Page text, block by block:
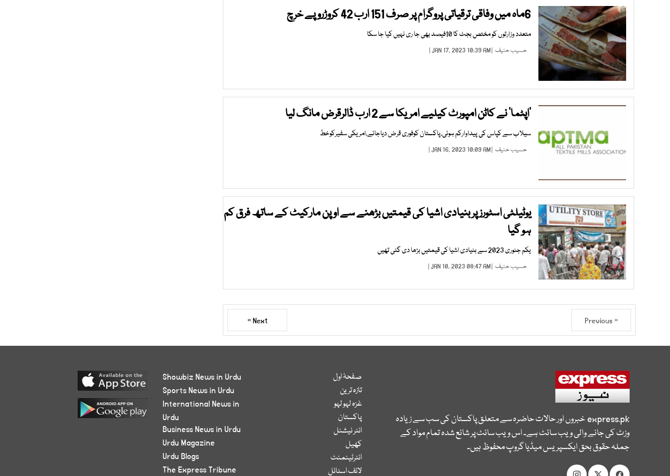
6ماہ میں وفاقی ترقیاتی پروگرام پر صرف 151 ارب 42 کروڑروپے خرچ
متعدد وزارتوں کو مختص بجٹ کا 10فیصد بھی جا ری نہیں کیا جا سکا
حسیب حنیف | JAN 17, 2023 10:39 AM |
’اپٹما‘ نے کاٹن امپورٹ کیلیے امریکا سے 2 ارب ڈالرقرض مانگ لیا
سیلاب سے کپاس کی پیداوارکم ہوئی،پاکستان کوفوری قرض دیاجائے،امریکی سفیرکوخط
حسیب حنیف | JAN 16, 2023 10:09 AM |
یوٹیلٹی اسٹورز پر بنیادی اشیا کی قیمتیں بڑھنے سے اوپن مارکیٹ کے ساتھ فرق کم
ہو گیا
یکم جنوری 2023 سے بنیادی اشیا کی قیمتیں بڑھا دی گئی تھیں
حسیب حنیف | JAN 10, 2023 08:47 AM |
« Previous
Next »
express.pkخبروں اور حالات حاضرہ سے متعلق پاکستان کی سب سے زیادہ
وزٹ کی جانے والی ویب سائٹ ہے۔ اس ویب سائٹ پر شائع شدہ تمام مواد کے
جملہ حقوق بحق ایکسپریس میڈیا گروپ محفوظ ہیں۔
صفحۂ اول
تازہ ترین
غزہ لہو لہو
پاکستان
انٹر نیشنل
کھیل
انٹرٹینمنٹ
لائف اسٹائل
Showbiz News in Urdu
Sports News in Urdu
International News in
Urdu
Business News in Urdu
Urdu Magazine
Urdu Blogs
The Express Tribune